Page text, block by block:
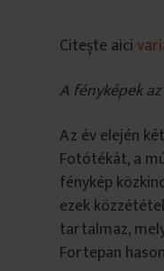
Citește aici
A fényképek az
Az év elején
Fotótékát, a
fénykép
ezek
tartalmaz,
Fortepan